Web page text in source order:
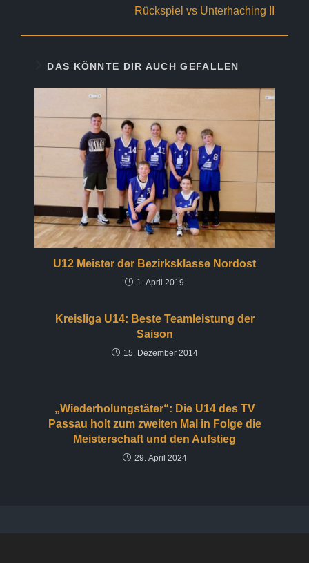
Rückspiel vs Unterhaching II
DAS KÖNNTE DIR AUCH GEFALLEN
U12 Meister der Bezirksklasse Nordost
1. April 2019
Kreisliga U14: Beste Teamleistung der
Saison
15. Dezember 2014
„Wiederholungstäter“: Die U14 des TV
Passau holt zum zweiten Mal in Folge die
Meisterschaft und den Aufstieg
29. April 2024